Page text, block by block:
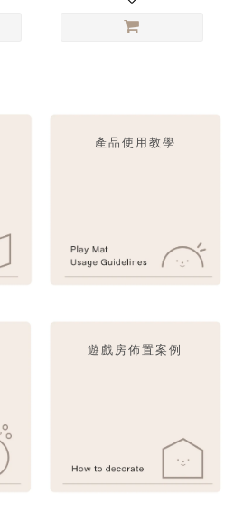
產品使用教學
遊戲房佈置案例